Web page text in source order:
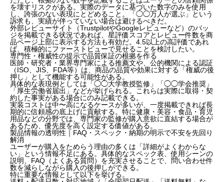
を壊すリスクがある。実際のデータに基づいた数字のみを使用
し、誇張のない表現にとどめること。「◯◯万人が選ぶ」という
訴求も、実績が伴っていない場合は避けるべきだ。
外部レビューサイト（TrustpilotやGoogleレビューなど）のバッ
ジを掲載できる状況であれば、星評価スコアとレビュー件数を商
品ページ上部に表示する方法も有効だ。4.5以上の高評価であれ
ば、積極的にファーストビューで見せることを検討したい。
専門性・権威性の提示で品質保証の根拠を作る
医師・研究者・業界専門家による推薦文や、公的機関による認証
（ISO、JIS、FDA等）は、商品の品質や効果に対する「権威の後
押し」として機能する可能性がある。
具体的な表現例としては「◯◯大学教授監修」「◯◯学会推奨」
「厚生労働省届出」などが挙げられる。これらは実際に取得・契
約した事実がある場合にのみ記載できる。
実装コストは中〜高になるケースが多いが、一度掲載できれば長
期的に信頼感の底上げに貢献する。特に健康・美容・食品・育児
用品などの分野では、専門家の監修が購入意欲に直結する場合が
あるため、優先度を高く設定する価値がある。
製品情報の透明性｜FAQ・スペック・納期の明示で不安を先回り
解消
ユーザーが購入をためらう理由の多くは「詳細がよくわからな
い」という情報不足にある。具体的なスペック表、使用シーンの
説明、FAQ（よくある質問）を充実させることで、問い合わせ件
数を減らしながら購入の後押しができる。
特に重要な情報として以下を挙げる。